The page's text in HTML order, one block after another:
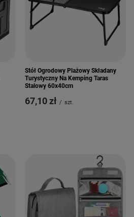
Stół Ogrodowy Plażowy Składany
Turystyczny Na Kemping Taras
Stalowy 60x40cm
67,10 zł / szt.